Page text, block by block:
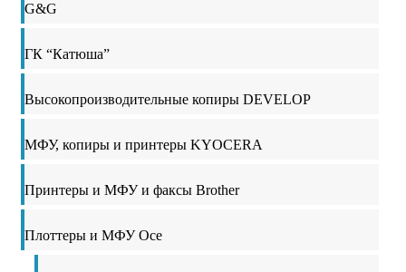
G&G
ГК “Катюша”
Высокопроизводительные копиры DEVELOP
МФУ, копиры и принтеры KYOCERA
Принтеры и МФУ и факсы Brother
Плоттеры и МФУ Oce